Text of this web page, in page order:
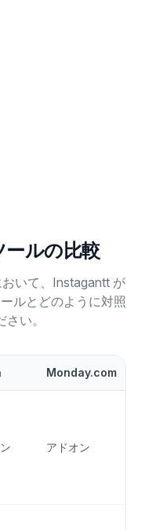
ルの比較
いて、Instagantt が
ルとどのように対照
い。
Monday.com
アドオン